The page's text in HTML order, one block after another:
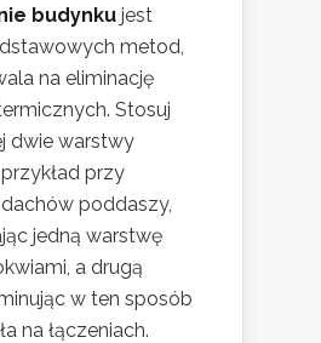
budynku jest
metod,
na eliminację
Stosuj
dwie warstwy
przy
poddaszy,
jedną warstwę
a drugą
w ten sposób
na łączeniach.